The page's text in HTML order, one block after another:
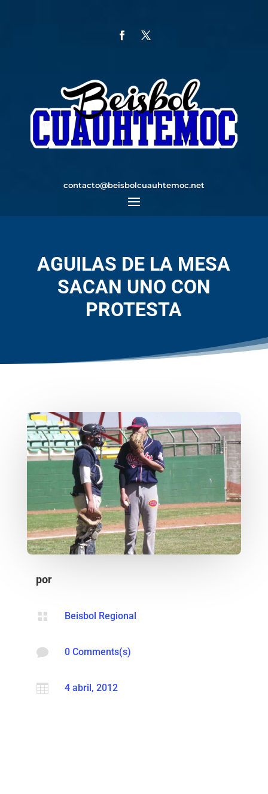
contacto@beisbolcuauhtemoc.net
AGUILAS DE LA MESA
SACAN UNO CON
PROTESTA
por
 Beisbol Regional
 0 Comments(s)
 4 abril, 2012